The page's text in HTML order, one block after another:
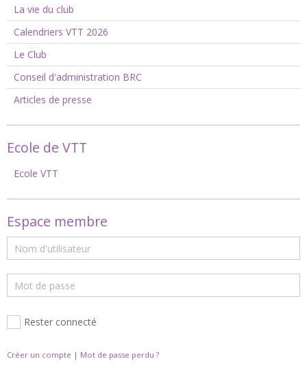
La vie du club
Calendriers VTT 2026
Le Club
Conseil d'administration BRC
Articles de presse
Ecole de VTT
Ecole VTT
Espace membre
Rester connecté
Créer un compte | Mot de passe perdu ?